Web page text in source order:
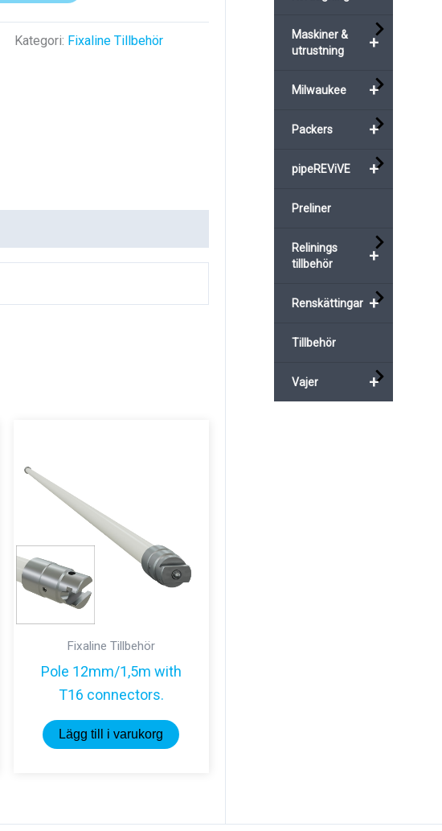
Kategori: Fixaline Tillbehör
Fixaline Tillbehör
Pole 12mm/1,5m with
T16 connectors.
Lägg till i varukorg
+
Maskiner &
utrustning
+
Milwaukee
+
Packers
+
pipeREViVE
Preliner
+
Relinings
tillbehör
+
Renskättingar
Tillbehör
+
Vajer